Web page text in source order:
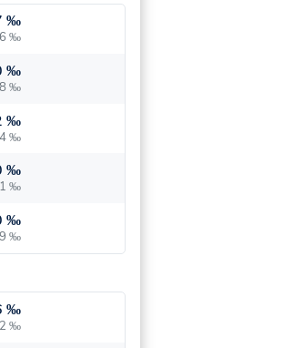
‰
‰
‰
‰
‰
‰
‰
‰
‰
‰
‰
‰